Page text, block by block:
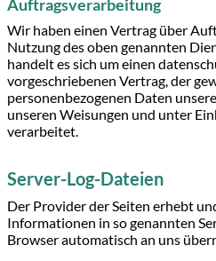
Auftragsverarbeitung
Wir haben einen Vertrag über
Nutzung des oben genannten
handelt es sich um einen
vorgeschriebenen Vertrag, der
personenbezogenen Daten
unseren Weisungen und unter
verarbeitet.
Server-Log-Dateien
Der Provider der Seiten erhebt
Informationen in so genannten
Browser automatisch an uns